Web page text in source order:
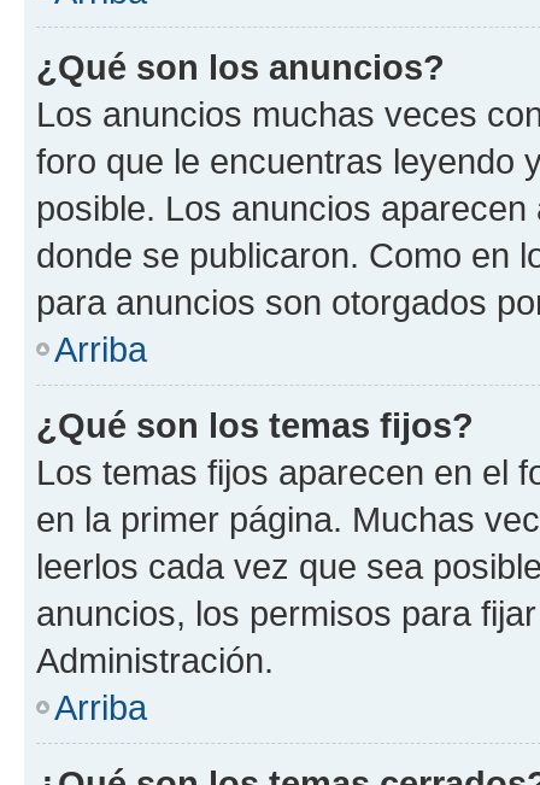
¿Qué son los anuncios?
Los anuncios muchas veces
foro que le encuentras leyendo
posible. Los anuncios
donde se publicaron. Como en
para anuncios son otorgados
Arriba
¿Qué son los temas fijos?
Los temas fijos aparecen en el
en la primer página. Muchas
leerlos cada vez que sea
anuncios, los permisos para
Administración.
Arriba